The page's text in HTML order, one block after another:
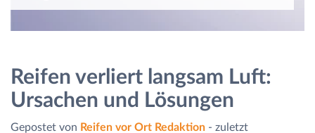
Reifen verliert langsam Luft:
Ursachen und Lösungen
Gepostet von Reifen vor Ort Redaktion - zuletzt